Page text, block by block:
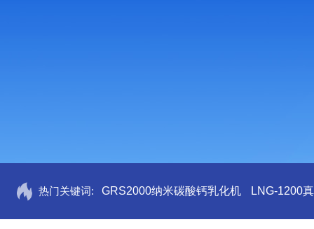
热门关键词: GRS2000纳米碳酸钙乳化机 LNG-1200